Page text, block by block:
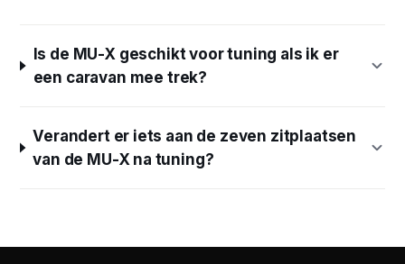
Is de MU-X geschikt voor tuning als ik er
een caravan mee trek?
Verandert er iets aan de zeven zitplaatsen
van de MU-X na tuning?